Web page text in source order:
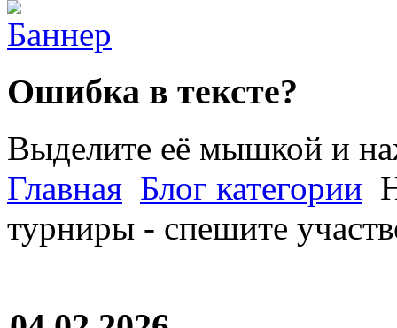
Ошибка в тексте?
Выделите её мышкой и
Главная Блог категории
турниры - спешите